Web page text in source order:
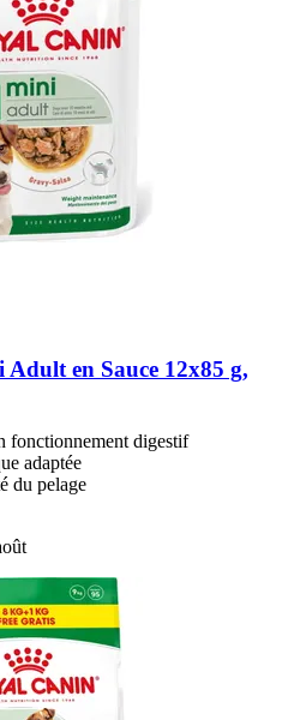
en Sauce 12x85 g,
fonctionnement digestif
adaptée
du pelage